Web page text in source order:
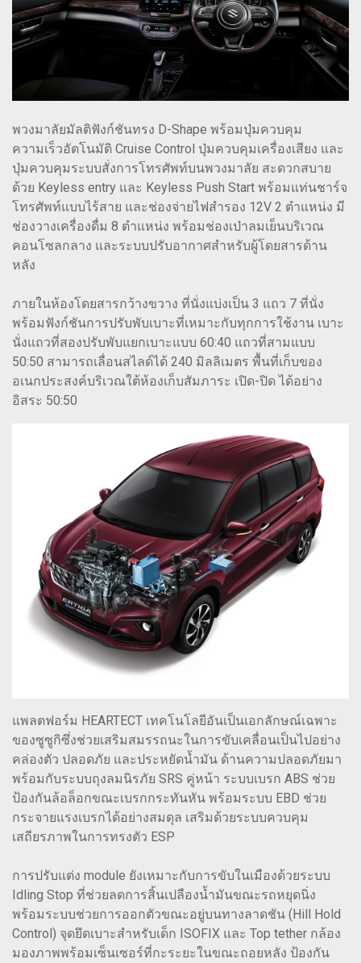
พวงมาลัยมัลติฟังก์ชันทรง D-Shape พร้อมปุ่มควบคุม
ความเร็วอัตโนมัติ Cruise Control ปุ่มควบคุมเครื่องเสียง และ
ปุ่มควบคุมระบบสั่งการโทรศัพท์บนพวงมาลัย สะดวกสบาย
ด้วย Keyless entry และ Keyless Push Start พร้อมแท่นชาร์จ
โทรศัพท์แบบไร้สาย และช่องจ่ายไฟสำรอง 12V 2 ตำแหน่ง มี
ช่องวางเครื่องดื่ม 8 ตำแหน่ง พร้อมช่องเป่าลมเย็นบริเวณ
คอนโซลกลาง และระบบปรับอากาศสำหรับผู้โดยสารด้าน
หลัง
ภายในห้องโดยสารกว้างขวาง ที่นั่งแบ่งเป็น 3 แถว 7 ที่นั่ง
พร้อมฟังก์ชันการปรับพับเบาะที่เหมาะกับทุกการใช้งาน เบาะ
นั่งแถวที่สองปรับพับแยกเบาะแบบ 60:40 แถวที่สามแบบ
50:50 สามารถเลื่อนสไลด์ได้ 240 มิลลิเมตร พื้นที่เก็บของ
อเนกประสงค์บริเวณใต้ห้องเก็บสัมภาระ เปิด-ปิด ได้อย่าง
อิสระ 50:50
แพลตฟอร์ม HEARTECT เทคโนโลยีอันเป็นเอกลักษณ์เฉพาะ
ของซูซูกิซึ่งช่วยเสริมสมรรถนะในการขับเคลื่อนเป็นไปอย่าง
คล่องตัว ปลอดภัย และประหยัดน้ำมัน ด้านความปลอดภัยมา
พร้อมกับระบบถุงลมนิรภัย SRS คู่หน้า ระบบเบรก ABS ช่วย
ป้องกันล้อล็อกขณะเบรกกระทันหัน พร้อมระบบ EBD ช่วย
กระจายแรงเบรกได้อย่างสมดุล เสริมด้วยระบบควบคุม
เสถียรภาพในการทรงตัว ESP
การปรับแต่ง module ยังเหมาะกับการขับในเมืองด้วยระบบ
Idling Stop ที่ช่วยลดการสิ้นเปลืองน้ำมันขณะรถหยุดนิ่ง
พร้อมระบบช่วยการออกตัวขณะอยู่บนทางลาดชัน (Hill Hold
Control) จุดยึดเบาะสำหรับเด็ก ISOFIX และ Top tether กล้อง
มองภาพพร้อมเซ็นเซอร์ที่กะระยะในขณะถอยหลัง ป้องกัน